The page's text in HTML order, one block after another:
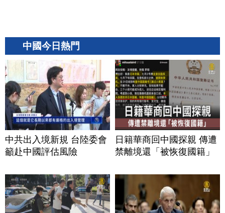
中國今日熱門
中共出入境新規 台陸委會
籲赴中國評估風險
日籍華商回中國探親 傳遭
禁離境還「被恢復國籍」